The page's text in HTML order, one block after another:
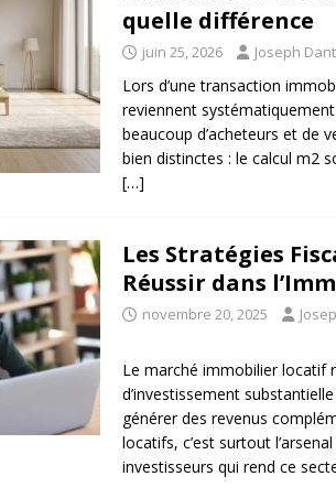
quelle différence
juin 25, 2026 Joseph
Lors d’une transaction
reviennent
beaucoup d’acheteurs et de
bien distinctes : le calcul m2
[…]
Les Stratégies
Réussir dans
novembre 20, 2025
Le marché immobilier locatif
d’investissement
générer des revenus
locatifs, c’est surtout
investisseurs qui rend ce